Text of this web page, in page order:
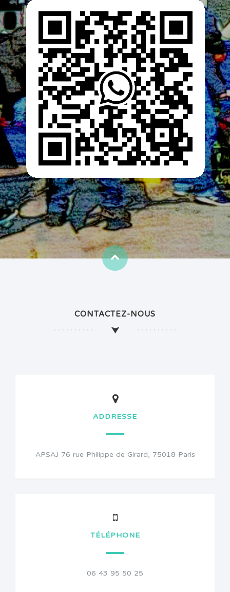
CONTACTEZ-NOUS
ADDRESSE
APSAJ 76 rue Philippe de Girard, 75018 Paris
TÉLÉPHONE
06 43 95 50 25